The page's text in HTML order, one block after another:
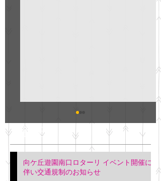
明日(11月6日)午後3時～5
階会議室にてGOの説明会
を行います。 神奈川個人
タクシー協同組合 専務 佐
最新記事
向ケ丘遊園南口ロターリ イベント開催に
伴い交通規制のお知らせ